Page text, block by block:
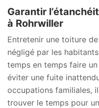
Garantir
à Rohrwiller
Entretenir une toiture
négligé par les
temps en temps faire
éviter une fuite
occupations familiales,
trouver le temps pour